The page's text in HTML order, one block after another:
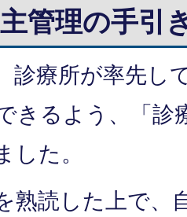
主管理の手引
療所が率先し
きるよう、「診
した。
読した上で、